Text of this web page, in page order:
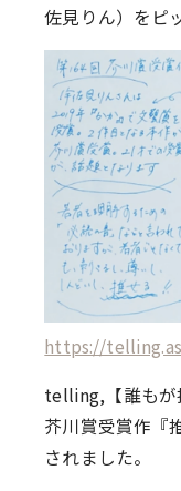
佐見りん）をピ
https://
telling,【誰もが
芥川賞受賞作『
されました。